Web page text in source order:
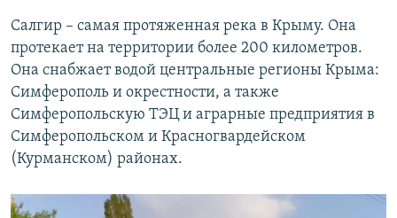
Салгир – самая протяженная река в Крыму. Она
протекает на территории более 200 километров.
Она снабжает водой центральные регионы Крыма:
Симферополь и окрестности, а также
Симферопольскую ТЭЦ и аграрные предприятия в
Симферопольском и Красногвардейском
(Курманском) районах.